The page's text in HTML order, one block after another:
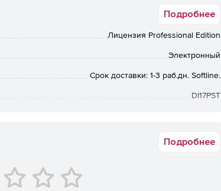
Microsoft (VHDX, а также VHD). Новый O&O DiskImage
Подробнее
Лицензия Professional Edition
Электронный
Срок доставки: 1-3 раб.дн. Softline.
DI17PST
Подробнее